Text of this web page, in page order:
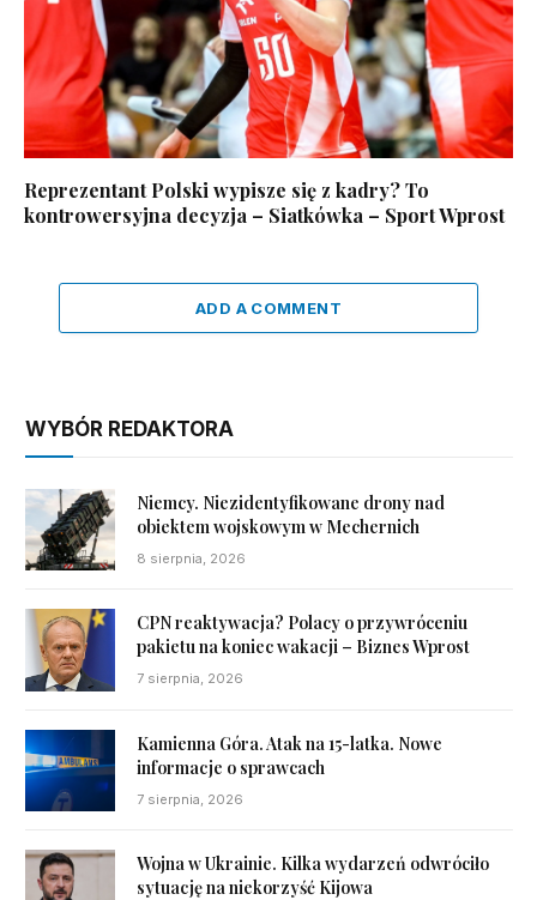
Reprezentant Polski wypisze się z kadry? To
kontrowersyjna decyzja – Siatkówka – Sport Wprost
ADD A COMMENT
WYBÓR REDAKTORA
Niemcy. Niezidentyfikowane drony nad
obiektem wojskowym w Mechernich
8 sierpnia, 2026
CPN reaktywacja? Polacy o przywróceniu
pakietu na koniec wakacji – Biznes Wprost
7 sierpnia, 2026
Kamienna Góra. Atak na 15-latka. Nowe
informacje o sprawcach
7 sierpnia, 2026
Wojna w Ukrainie. Kilka wydarzeń odwróciło
sytuację na niekorzyść Kijowa